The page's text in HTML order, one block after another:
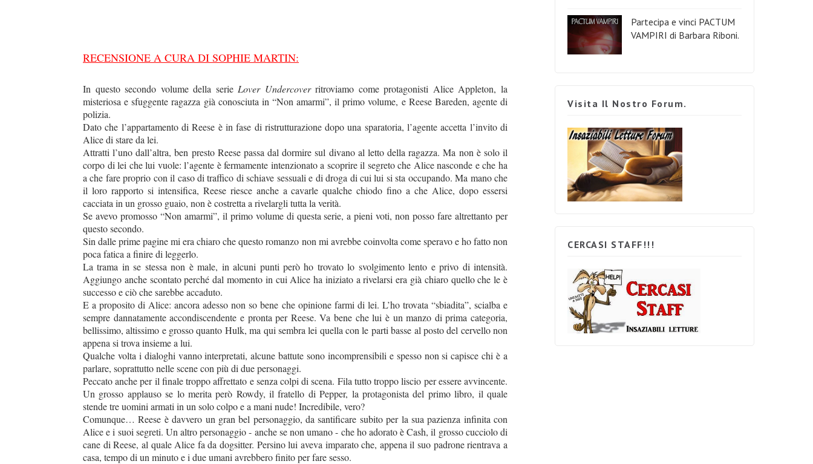
RECENSIONE A CURA DI SOPHIE MARTIN:
In questo secondo volume della serie Lover Undercoverritroviamo come protagonisti Alice Appleton, la
misteriosa e sfuggente ragazza già conosciuta in “Non amarmi”, il primo volume, e Reese Bareden, agente di
polizia.
Dato che l’appartamento di Reese è in fase di ristrutturazione dopo una sparatoria, l’agente accetta l’invito di
Alice di stare da lei.
Attratti l’uno dall’altra, ben presto Reese passa dal dormire sul divano al letto della ragazza. Ma non è solo il
corpo di lei che lui vuole: l’agente è fermamente intenzionato a scoprire il segreto che Alice nasconde e che ha
a che fare proprio con il caso di traffico di schiave sessuali e di droga di cui lui si sta occupando. Ma mano che
il loro rapporto si intensifica, Reese riesce anche a cavarle qualche chiodo fino a che Alice, dopo essersi
cacciata in un grosso guaio, non è costretta a rivelargli tutta la verità.
Se avevo promosso “Non amarmi”, il primo volume di questa serie, a pieni voti, non posso fare altrettanto per
questo secondo.
Sin dalle prime pagine mi era chiaro che questo romanzo non mi avrebbe coinvolta come speravo e ho fatto non
poca fatica a finire di leggerlo.
La trama in se stessa non è male, in alcuni punti però ho trovato lo svolgimento lento e privo di intensità.
Aggiungo anche scontato perché dal momento in cui Alice ha iniziato a rivelarsi era già chiaro quello che le è
successo e ciò che sarebbe accaduto.
E a proposito di Alice: ancora adesso non so bene che opinione farmi di lei. L’ho trovata “sbiadita”, scialba e
sempre dannatamente accondiscendente e pronta per Reese. Va bene che lui è un manzo di prima categoria,
bellissimo, altissimo e grosso quanto Hulk, ma qui sembra lei quella con le parti basse al posto del cervello non
appena si trova insieme a lui.
Qualche volta i dialoghi vanno interpretati, alcune battute sono incomprensibili e spesso non si capisce chi è a
parlare, soprattutto nelle scene con più di due personaggi.
Peccato anche per il finale troppo affrettato e senza colpi di scena. Fila tutto troppo liscio per essere avvincente.
Un grosso applauso se lo merita però Rowdy, il fratello di Pepper, la protagonista del primo libro, il quale
stende tre uomini armati in un solo colpo e a mani nude! Incredibile, vero?
Comunque… Reese è davvero un gran bel personaggio, da santificare subito per la sua pazienza infinita con
Alice e i suoi segreti. Un altro personaggio - anche se non umano - che ho adorato è Cash, il grosso cucciolo di
cane di Reese, al quale Alice fa da dogsitter. Persino lui aveva imparato che, appena il suo padrone rientrava a
casa, tempo di un minuto e i due umani avrebbero finito per fare sesso.
Partecipa e vinci PACTUM
VAMPIRI di Barbara Riboni.
Visita Il Nostro Forum.
CERCASI STAFF!!!